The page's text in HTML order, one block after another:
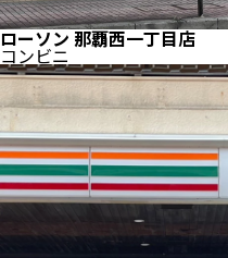
ローソン 那覇西一丁目店
コンビニ